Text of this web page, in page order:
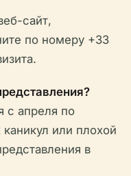
сайт,
по номеру +33
с апреля по
или плохой
в